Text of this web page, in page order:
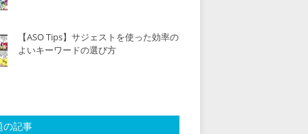
【ASO Tips】サジェストを使った効率の
よいキーワードの選び方
の記事